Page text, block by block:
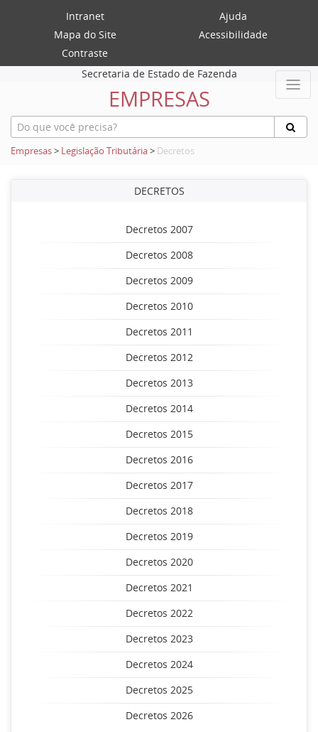
Intranet
Ajuda
Mapa do Site
Acessibilidade
Contraste
Secretaria de Estado de Fazenda
EMPRESAS
Empresas> Legislação Tributária> Decretos
DECRETOS
Decretos 2007
Decretos 2008
Decretos 2009
Decretos 2010
Decretos 2011
Decretos 2012
Decretos 2013
Decretos 2014
Decretos 2015
Decretos 2016
Decretos 2017
Decretos 2018
Decretos 2019
Decretos 2020
Decretos 2021
Decretos 2022
Decretos 2023
Decretos 2024
Decretos 2025
Decretos 2026